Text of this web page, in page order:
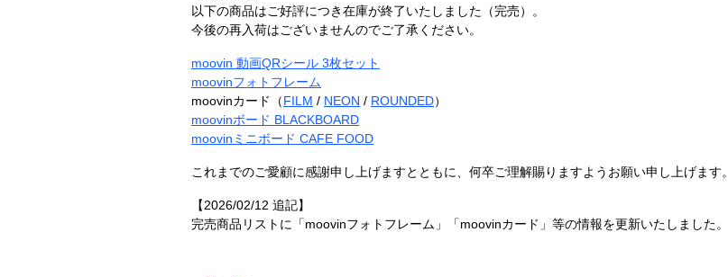
以下の商品はご好評につき在庫が終了いたしました（完売）。
今後の再入荷はございませんのでご了承ください。
moovin 動画QRシール 3枚セット
moovinフォトフレーム
moovinカード（FILM / NEON / ROUNDED）
moovinボード BLACKBOARD
moovinミニボード CAFE FOOD
これまでのご愛顧に感謝申し上げますとともに、何卒ご理解賜りますようお願い申し上げます。
【2026/02/12 追記】
完売商品リストに「moovinフォトフレーム」「moovinカード」等の情報を更新いたしました。